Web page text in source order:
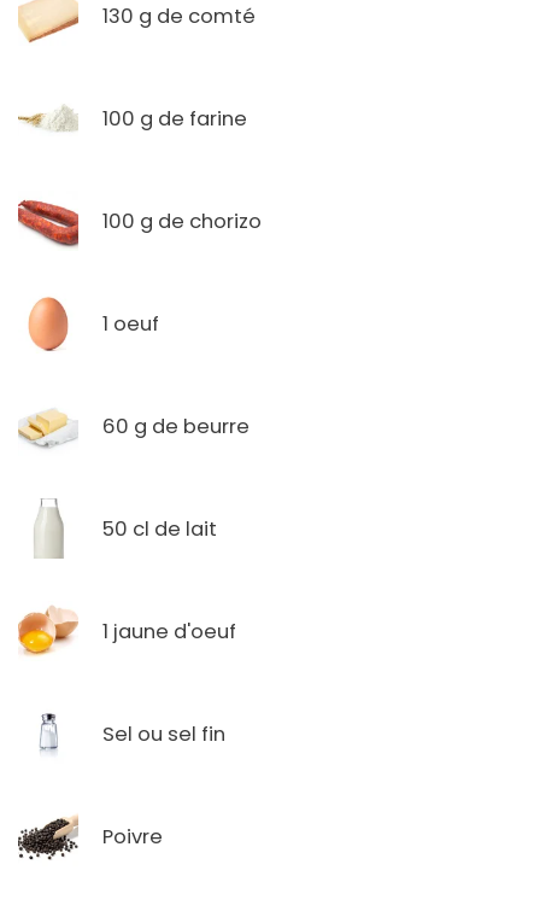
130 g de comté
100 g de farine
100 g de chorizo
1 oeuf
60 g de beurre
50 cl de lait
1 jaune d'oeuf
Sel ou sel fin
Poivre